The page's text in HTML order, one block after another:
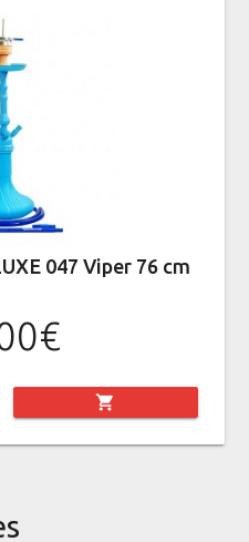
047 Viper 76 cm
shopping_cart